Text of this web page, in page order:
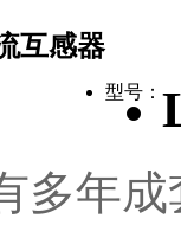
互感器
型号：
多年